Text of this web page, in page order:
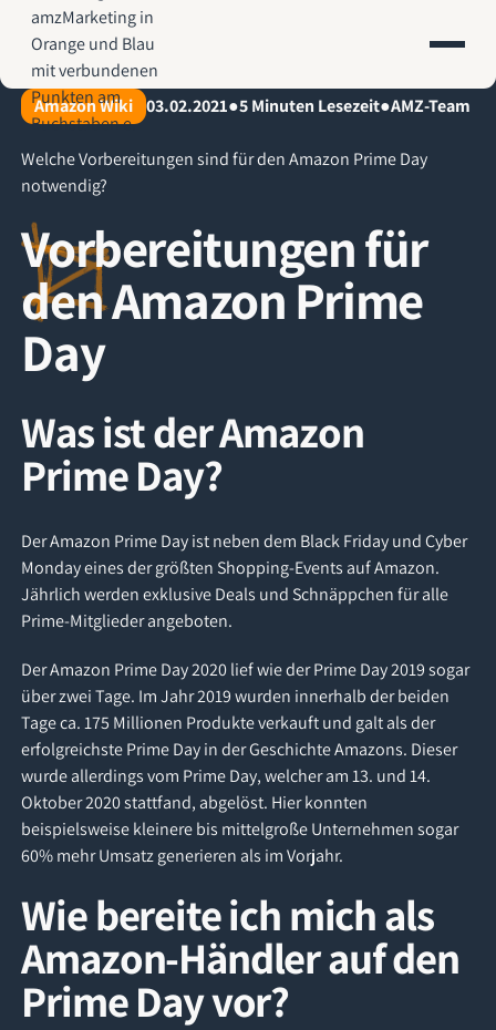
AMZ-Marketing.de - Amazon Agentur für profitables Wachstum
Amazon Wiki 03.02.2021●5Minuten Lesezeit●AMZ-Team
Welche Vorbereitungen sind für den Amazon Prime Day
notwendig?
Vorbereitungen für
den Amazon Prime
Day
Was ist der Amazon
Prime Day?
Der Amazon Prime Day ist neben dem Black Friday und Cyber
Monday eines der größten Shopping-Events auf Amazon.
Jährlich werden exklusive Deals und Schnäppchen für alle
Prime-Mitglieder angeboten.
Der Amazon Prime Day 2020 lief wie der Prime Day 2019 sogar
über zwei Tage. Im Jahr 2019 wurden innerhalb der beiden
Tage ca. 175 Millionen Produkte verkauft und galt als der
erfolgreichste Prime Day in der Geschichte Amazons. Dieser
wurde allerdings vom Prime Day, welcher am 13. und 14.
Oktober 2020 stattfand, abgelöst. Hier konnten
beispielsweise kleinere bis mittelgroße Unternehmen sogar
60% mehr Umsatz generieren als im Vorjahr.
Wie bereite ich mich als
Amazon-Händler auf den
Prime Day vor?